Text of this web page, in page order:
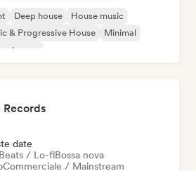
Deep house
House music
& Progressive House
Minimal
date
Beats / Lo-fiBossa nova
Commerciale / Mainstream